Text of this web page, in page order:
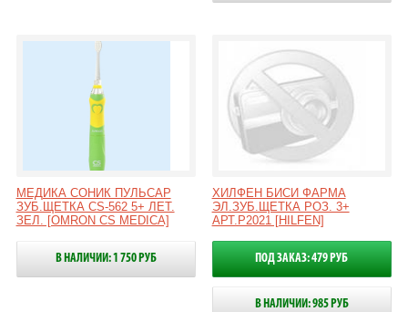
МЕДИКА СОНИК ПУЛЬСАР
ЗУБ.ЩЕТКА CS-562 5+ ЛЕТ.
ЗЕЛ. [OMRON CS MEDICA]
В НАЛИЧИИ: 1 750 РУБ
ХИЛФЕН БИСИ ФАРМА
ЭЛ.ЗУБ.ЩЕТКА РОЗ. 3+
АРТ.Р2021 [HILFEN]
ПОД ЗАКАЗ: 479 РУБ
В НАЛИЧИИ: 985 РУБ